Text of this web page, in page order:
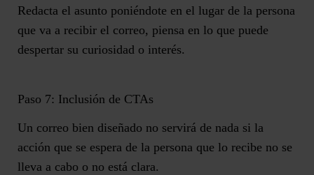
Redacta el asunto poniéndote en el lugar de la persona
que va a recibir el correo, piensa en lo que puede
despertar su curiosidad o interés.
Paso 7: Inclusión de CTAs
Un correo bien diseñado no servirá de nada si la
acción que se espera de la persona que lo recibe no se
lleva a cabo o no está clara.